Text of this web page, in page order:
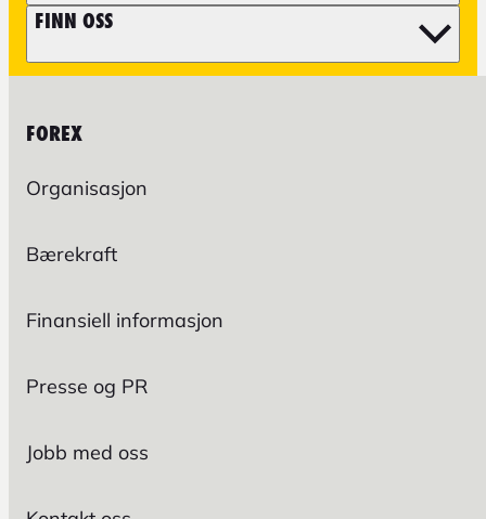
FINN OSS
FOREX
Organisasjon
Bærekraft
Finansiell informasjon
Presse og PR
Jobb med oss